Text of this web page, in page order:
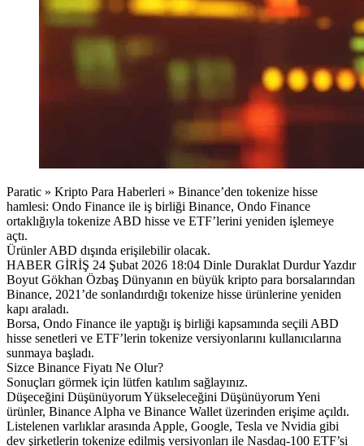
Paratic » Kripto Para Haberleri » Binance’den tokenize hisse
hamlesi: Ondo Finance ile iş birliği Binance, Ondo Finance
ortaklığıyla tokenize ABD hisse ve ETF’lerini yeniden işlemeye
açtı.
Ürünler ABD dışında erişilebilir olacak.
HABER GİRİŞ 24 Şubat 2026 18:04 Dinle Duraklat Durdur Yazdır
Boyut Gökhan Özbaş Dünyanın en büyük kripto para borsalarından
Binance, 2021’de sonlandırdığı tokenize hisse ürünlerine yeniden
kapı araladı.
Borsa, Ondo Finance ile yaptığı iş birliği kapsamında seçili ABD
hisse senetleri ve ETF’lerin tokenize versiyonlarını kullanıcılarına
sunmaya başladı.
Sizce Binance Fiyatı Ne Olur?
Sonuçları görmek için lütfen katılım sağlayınız.
Düşeceğini Düşünüyorum Yükseleceğini Düşünüyorum Yeni
ürünler, Binance Alpha ve Binance Wallet üzerinden erişime açıldı.
Listelenen varlıklar arasında Apple, Google, Tesla ve Nvidia gibi
dev şirketlerin tokenize edilmiş versiyonları ile Nasdaq-100 ETF’si